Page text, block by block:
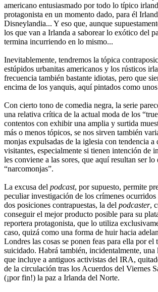
americano entusiasmado por todo lo típico
protagonista en un momento dado, para él
Disneylandia... Y eso que, aunque
los que van a Irlanda a saborear lo exótico del
termina incurriendo en lo mismo...
Inevitablemente, tendremos la tópica
estúpidos urbanitas americanos y los rústicos
frecuencia también bastante idiotas, pero que
encima de los yanquis, aquí pintados como
Con cierto tono de comedia negra, la serie
una relativa crítica de la actual moda de los
contentos con exhibir una amplia y surtida
más o menos tópicos, se nos sirven también
monjas expulsadas de la iglesia con tendencia a
visitantes, especialmente si tienen intención de
les conviene a las sores, que aquí resultan ser
“narcomonjas”.
La excusa del podcast, por supuesto, permite
peculiar investigación de los crímenes ocurridos
dos posiciones contrapuestas, la del podcaster,
conseguir el mejor producto posible para su
reportera protagonista, que lo utiliza
caso, quizá como una forma de huir hacia
Londres las cosas se ponen feas para ella por el
suicidado. Habrá también, incidentalmente, una
que incluye a antiguos activistas del IRA,
de la circulación tras los Acuerdos del Viernes
(¡por fin!) la paz a Irlanda del Norte.